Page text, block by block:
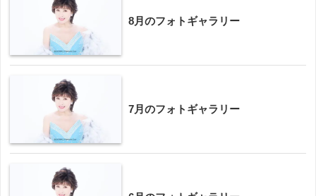
8月のフォトギャラリー
7月のフォトギャラリー